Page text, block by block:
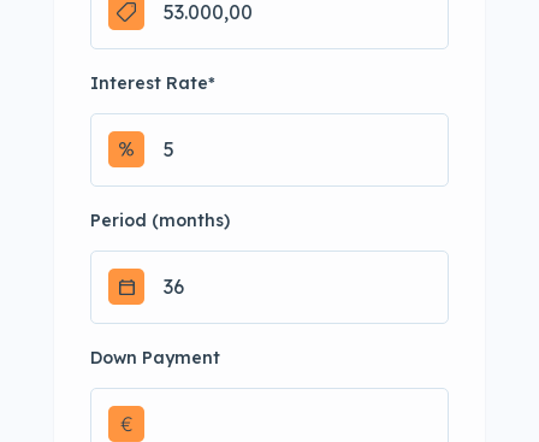
Interest Rate*
Period (months)
Down Payment
€